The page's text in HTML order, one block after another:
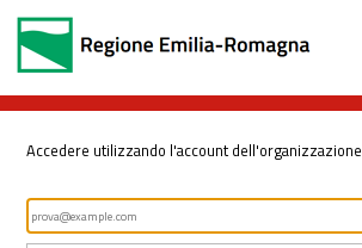
Accedere utilizzando l'account dell'organizzazione